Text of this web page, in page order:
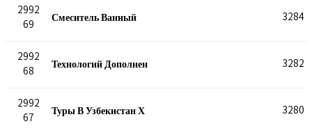
2992
69
Смеситель Ванный 3284
2992
68
Технологий Дополнен 3282
2992
67
Туры В Узбекистан Х 3280